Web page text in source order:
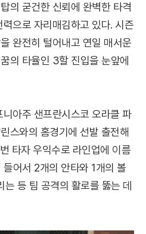
의 굳건한 신뢰에 완벽한 타격
으로 자리매김하고 있다. 시즌
완전히 털어내고 연일 매서운
의 타율인 3할 진입을 눈앞에
아주 샌프란시스코 오라클 파
스와의 홈경기에 선발 출전해
타자 우익수로 라인업에 이름
어서 2개의 안타와 1개의 볼
등 팀 공격의 활로를 뚫는 데